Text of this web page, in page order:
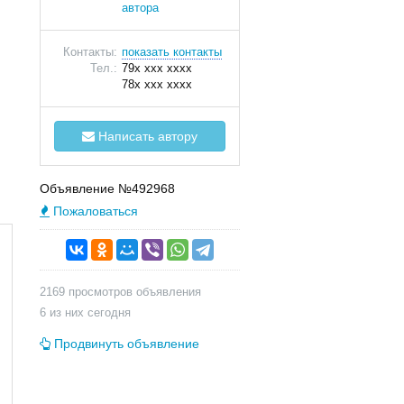
автора
Контакты: показать контакты
Тел.: 79x xxx xxxx
78x xxx xxxx
Написать автору
Объявление №492968
Пожаловаться
2169 просмотров объявления
6 из них сегодня
Продвинуть объявление